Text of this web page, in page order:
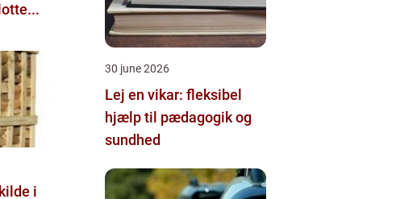
i
30 june 2026
Lej en vikar: fleksibel
hjælp til pædagogik og
sundhed